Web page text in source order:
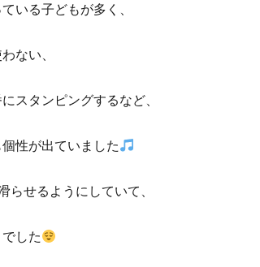
いる子どもが多く、
ない、
スタンピングするなど、
性が出ていました
らせるようにしていて、
した